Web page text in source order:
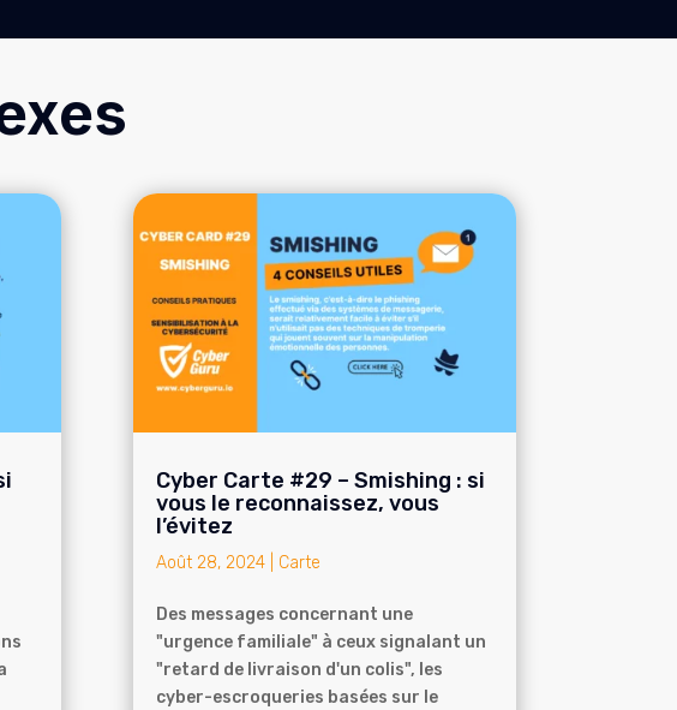
Cyber Carte #29 – Smishing : si
vous le reconnaissez, vous
l’évitez
Août 28, 2024| Carte
Des messages concernant une
"urgence familiale" à ceux signalant un
"retard de livraison d'un colis", les
cyber-escroqueries basées sur le